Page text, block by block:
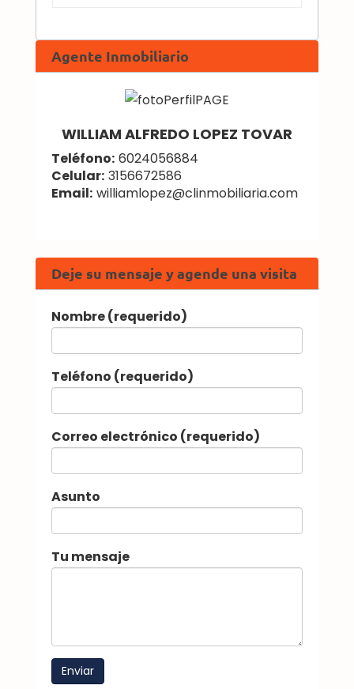
Agente Inmobiliario
WILLIAM ALFREDO LOPEZ TOVAR
Teléfono: 6024056884
Celular: 3156672586
Email: williamlopez@clinmobiliaria.com
Deje su mensaje y agende una visita
Nombre (requerido)
Teléfono (requerido)
Correo electrónico (requerido)
Asunto
Tu mensaje